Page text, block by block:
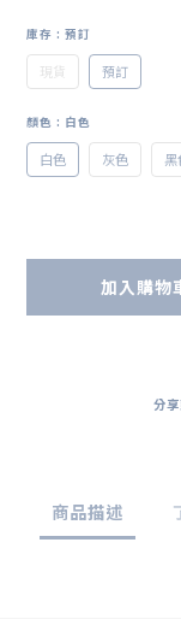
庫存 : 預訂
現貨 預訂
顏色 : 白色
白色 灰色 黑
加入購物
分
商品描述